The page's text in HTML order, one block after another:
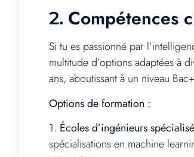
2. Compétences
Si tu es passionné par
multitude d’options adaptées à
ans, aboutissant à un niveau
Options de formation :
1. Écoles d’ingénieurs
spécialisations en machine